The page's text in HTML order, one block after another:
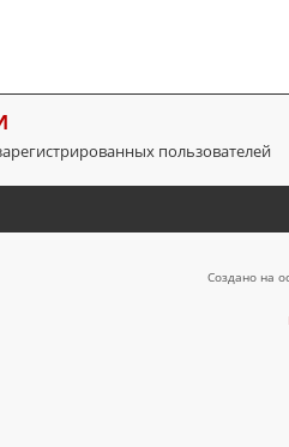
пользователей
Создано на